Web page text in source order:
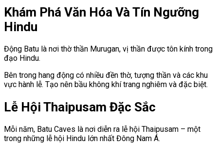
Khám Phá Văn Hóa Và Tín Ngưỡng
Hindu
Động Batu là nơi thờ thần Murugan, vị thần được tôn kính trong
đạo Hindu.
Bên trong hang động có nhiều đền thờ, tượng thần và các khu
vực hành lễ. Tạo nên bầu không khí trang nghiêm và đặc biệt.
Lễ Hội Thaipusam Đặc Sắc
Mỗi năm, Batu Caves là nơi diễn ra lễ hội Thaipusam – một
trong những lễ hội Hindu lớn nhất Đông Nam Á.